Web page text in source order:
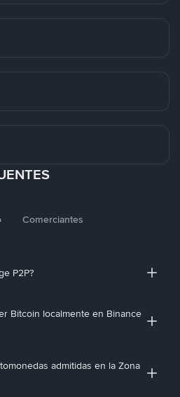
Comerciantes
P2P?
Bitcoin localmente en Binance
admitidas en la Zona